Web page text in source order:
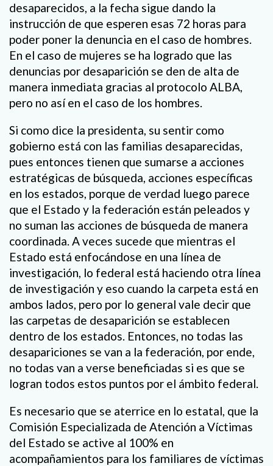
desaparecidos, a la fecha sigue dando la
instrucción de que esperen esas 72 horas para
poder poner la denuncia en el caso de hombres.
En el caso de mujeres se ha logrado que las
denuncias por desaparición se den de alta de
manera inmediata gracias al protocolo ALBA,
pero no así en el caso de los hombres.
Si como dice la presidenta, su sentir como
gobierno está con las familias desaparecidas,
pues entonces tienen que sumarse a acciones
estratégicas de búsqueda, acciones específicas
en los estados, porque de verdad luego parece
que el Estado y la federación están peleados y
no suman las acciones de búsqueda de manera
coordinada. A veces sucede que mientras el
Estado está enfocándose en una línea de
investigación, lo federal está haciendo otra línea
de investigación y eso cuando la carpeta está en
ambos lados, pero por lo general vale decir que
las carpetas de desaparición se establecen
dentro de los estados. Entonces, no todas las
desapariciones se van a la federación, por ende,
no todas van a verse beneficiadas si es que se
logran todos estos puntos por el ámbito federal.
Es necesario que se aterrice en lo estatal, que la
Comisión Especializada de Atención a Víctimas
del Estado se active al 100% en
acompañamientos para los familiares de víctimas